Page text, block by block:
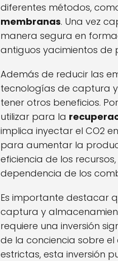
diferentes métodos,
membranas. Una vez
manera segura en
antiguos yacimientos de
Además de reducir las
tecnologías de captura
tener otros beneficios.
utilizar para la
implica inyectar el CO2
para aumentar la
eficiencia de los
dependencia de los
Es importante destacar
captura y
requiere una inversión
de la conciencia sobre
estrictas, esta inversión